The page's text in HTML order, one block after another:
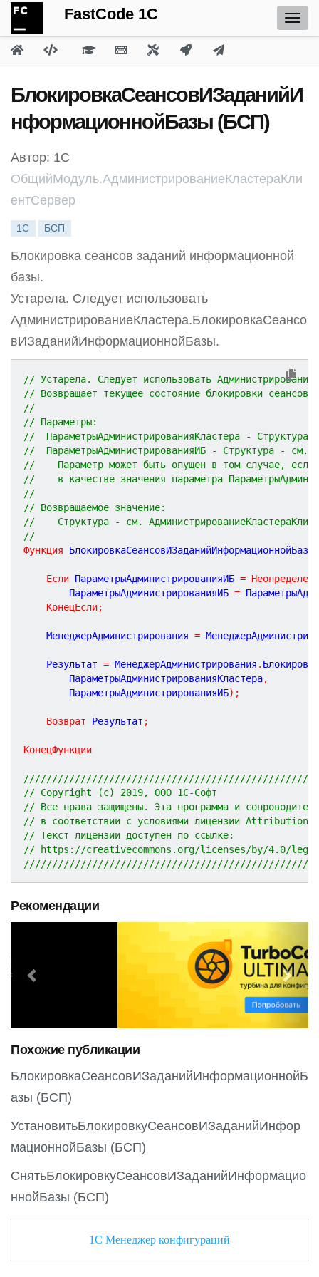
FastCode 1C
БлокировкаСеансовИЗаданийИ
нформационнойБазы (БСП)
Автор: 1С
ОбщийМодуль.АдминистрированиеКластераКли
ентСервер
1С БСП
Блокировка сеансов заданий информационной
базы.
Устарела. Следует использовать
АдминистрированиеКластера.БлокировкаСеансо
вИЗаданийИнформационнойБазы.
// Устарела. Следует использовать
// Возвращает текущее состояние блокировки сеансов
//
// Параметры:
//  ПараметрыАдминистрированияКластера - Структура
//  ПараметрыАдминистрированияИБ - Структура - см.
//    Параметр может быть опущен в том случае, если
//    в качестве значения параметра
//
// Возвращаемое значение:
//    Структура - см.
//
Функция
БлокировкаСеансовИЗаданийИнформационнойБазы
Если ПараметрыАдминистрированияИБ = Неопределено
		ПараметрыАдминистрированияИБ
=
КонецЕсли;
	МенеджерАдминистрирования
=
	Результат
= МенеджерАдминистрирования .
		ПараметрыАдминистрированияКластера
,
		ПараметрыАдминистрированияИБ
) ;
Возврат Результат ;
КонецФункции
// Copyright (c) 2019, ООО 1С-Софт
// Все права защищены. Эта программа и
// в соответствии с условиями лицензии
// Текст лицензии доступен по ссылке:
// https://creativecommons.org/licenses/by/4.0/
Рекомендации
e
o
u
s
e
x
t
Похожие публикации
БлокировкаСеансовИЗаданийИнформационнойБ
азы (БСП)
УстановитьБлокировкуСеансовИЗаданийИнфор
мационнойБазы (БСП)
СнятьБлокировкуСеансовИЗаданийИнформацио
ннойБазы (БСП)
1С Менеджер конфигураций